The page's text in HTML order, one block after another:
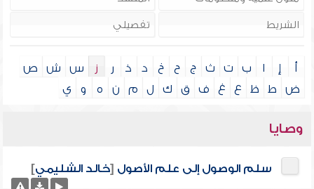
أ إ ا ب ت ث ج ح خ د ذ ر ز س ش
ص
ض
ط ظ ع غ ف ق ك ل م ن ه و ي
وصايا
سلم الوصول إلى علم الأصول [خالد الشليمي]